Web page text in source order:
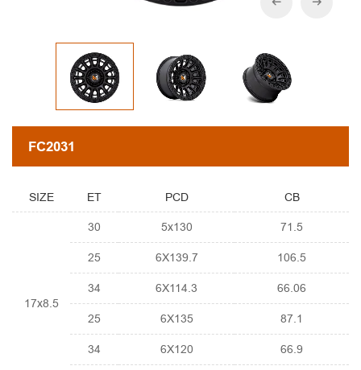
FC2031
SIZE ET PCD CB
17x8.5
30 5x130
71.5
25
6X139.7
106.5
34
6X114.3
66.06
25
6X135
87.1
34
6X120
66.9